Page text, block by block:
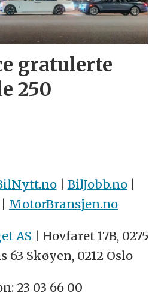
gratulerte
250
| BilJobb.no|
MotorBransjen.no
AS | Hovfaret 17B, 0275
63 Skøyen, 0212 Oslo
23 03 66 00